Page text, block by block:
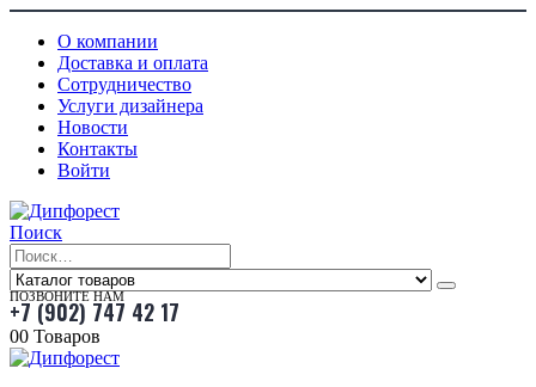
О компании
Доставка и оплата
Сотрудничество
Услуги дизайнера
Новости
Контакты
Войти
Поиск
ПОЗВОНИТЕ НАМ
+7 (902) 747 42 17
00 Товаров